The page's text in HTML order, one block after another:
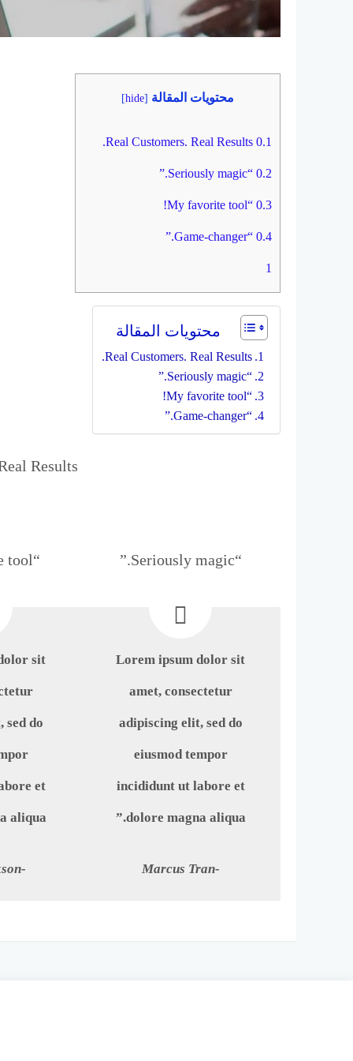
محتويات المقالة [
hide
]
0.1
0.2
“Seriously magic.”
0.3
“My favorite tool!
0.4
“Game-changer.”
1
محتويات المقالة
Real Customers. Real Results.
“Seriously magic.”
“My favorite tool!
“Game-changer.”
Results.
“Seriously magic.”
Lorem ipsum dolor sit
amet, consectetur
adipiscing elit, sed do
eiusmod tempor
incididunt ut labore et
dolore magna aliqua.”
-Marcus Tran
“My favorite tool!
sit
sed do
et
aliqua.”
-Sarah Jackson